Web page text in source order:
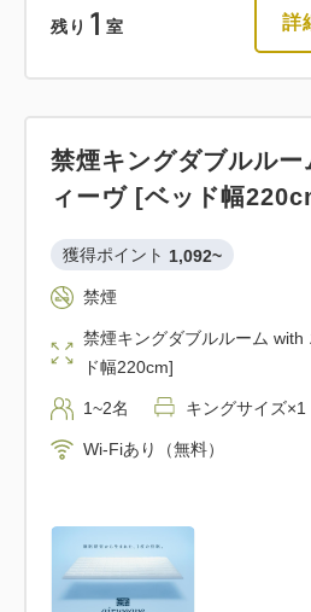
残り 1 室 詳
禁煙キングダブルル
ィーヴ [ベッド幅
獲得ポイント 1,092~
禁煙
禁煙キングダブルルーム with
ド幅220cm]
1~2名 キングサイズ×1
Wi-Fiあり（無料）